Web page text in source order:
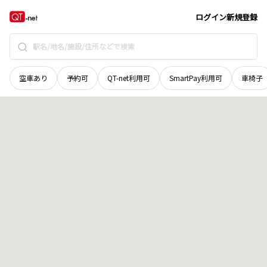
ログイン新規登録
空車あり 予約可 QT-net利用可 SmartPay利用可 車椅子
徳島県